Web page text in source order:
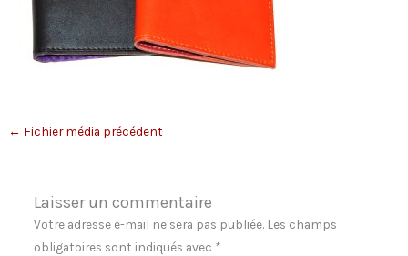
← Fichier média précédent
Laisser un commentaire
Votre adresse e-mail ne sera pas publiée. Les champs
obligatoires sont indiqués avec *